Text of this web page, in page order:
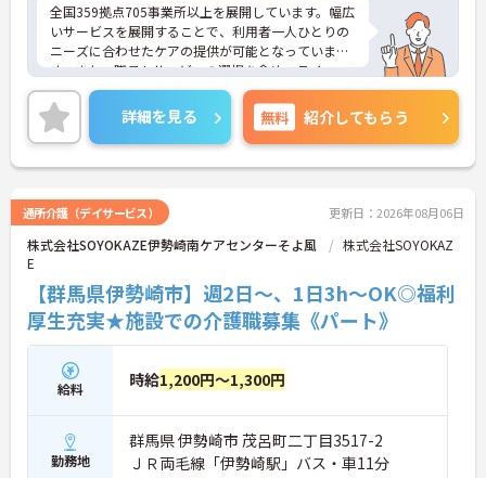
全国359拠点705事業所以上を展開しています。幅広
いサービスを展開することで、利用者一人ひとりの
ニーズに合わせたケアの提供が可能となっていま
す。また、職員もサービスの選択を含め、ライフス
タイルに合わせた働き方の選択肢が多くあります。
入社時研修はもちろん、サービス・職種ごとに研修
カリキュラムが整っており学び成長できる環境で
す。
ご興味のある方は面接対策ポイントなどお話致しま
詳細を見る 無料 紹介してもらう
通所介護（デイサービス） 更新日：2026年08月06日
株式会社SOYOKAZE伊勢崎南ケアセンターそよ風
株式会社SOYOKAZ
E
【群馬県伊勢崎市】週2日～、1日3h～OK◎福利
厚生充実★施設での介護職募集《パート》
給料 時給1,200円～1,300円
勤務地
群馬県 伊勢崎市 茂呂町二丁目3517-2
ＪＲ両毛線「伊勢崎駅」バス・車11分